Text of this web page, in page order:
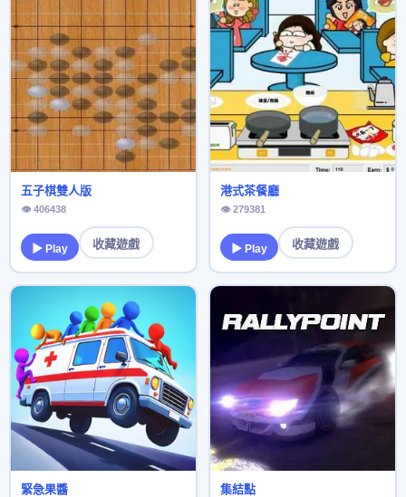
五子棋雙人版
👁 406438
▶ Play 收藏遊戲
港式茶餐廳
👁 279381
▶ Play 收藏遊戲
緊急果醬 集結點